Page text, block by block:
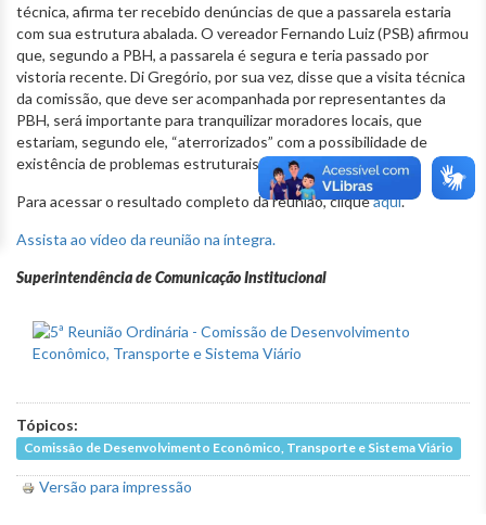
técnica, afirma ter recebido denúncias de que a passarela estaria
com sua estrutura abalada. O vereador Fernando Luiz (PSB) afirmou
que, segundo a PBH, a passarela é segura e teria passado por
vistoria recente. Di Gregório, por sua vez, disse que a visita técnica
da comissão, que deve ser acompanhada por representantes da
PBH, será importante para tranquilizar moradores locais, que
estariam, segundo ele, “aterrorizados” com a possibilidade de
existência de problemas estruturais na passarela.
Para acessar o resultado completo da reunião, cliqueaqui.
Assista ao vídeo da reunião na íntegra.
Superintendência de Comunicação Institucional
Tópicos:
Comissão de Desenvolvimento Econômico, Transporte e Sistema Viário
Versão para impressão